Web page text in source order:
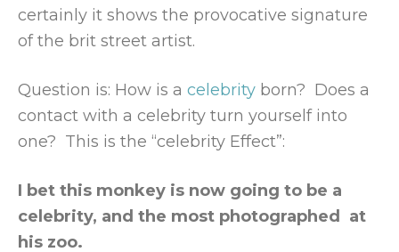
certainly it shows the provocative signature
of the brit street artist.
Question is: How is a celebrity born? Does a
contact with a celebrity turn yourself into
one? This is the “celebrity Effect”:
I bet this monkey is now going to be a
celebrity, and the most photographed at
his zoo.